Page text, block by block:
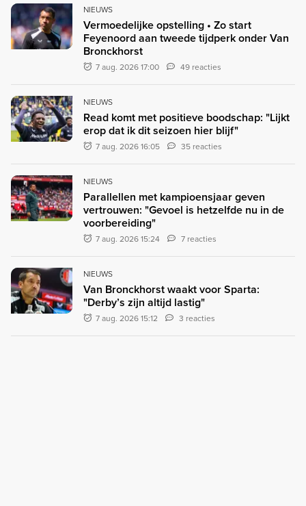
NIEUWS
Vermoedelijke opstelling • Zo start
Feyenoord aan tweede tijdperk onder Van
Bronckhorst
7 aug. 2026 17:00 49 reacties
NIEUWS
Read komt met positieve boodschap: "Lijkt
erop dat ik dit seizoen hier blijf"
7 aug. 2026 16:05 35 reacties
NIEUWS
Parallellen met kampioensjaar geven
vertrouwen: "Gevoel is hetzelfde nu in de
voorbereiding"
7 aug. 2026 15:24 7 reacties
NIEUWS
Van Bronckhorst waakt voor Sparta:
"Derby’s zijn altijd lastig"
7 aug. 2026 15:12 3 reacties